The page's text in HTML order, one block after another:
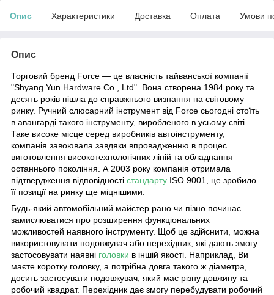
Опис Характеристики Доставка Оплата Умови
Опис
Торговий бренд Force — це власність тайванської компанії
"Shyang Yun Hardware Co., Ltd". Вона створена 1984 року та
десять років пішла до справжнього визнання на світовому
ринку. Ручний слюсарний інструмент від Force сьогодні стоїть
в авангарді такого інструменту, виробленого в усьому світі.
Таке високе місце серед виробників автоінструменту,
компанія завоювала завдяки впровадженню в процес
виготовлення високотехнологічних ліній та обладнання
останнього покоління. А 2003 року компанія отримала
підтвердження відповідності стандарту ISO 9001, це зробило
її позиції на ринку ще міцнішими.
Будь-який автомобільний майстер рано чи пізно починає
замислюватися про розширення функціональних
можливостей наявного інструменту. Щоб це здійснити, можна
використовувати подовжувач або перехідник, які дають змогу
застосовувати наявні головки в іншій якості. Наприклад, Ви
маєте коротку головку, а потрібна довга такого ж діаметра,
досить застосувати подовжувач, який має різну довжину та
робочий квадрат. Перехідник дає змогу перебудувати робочий